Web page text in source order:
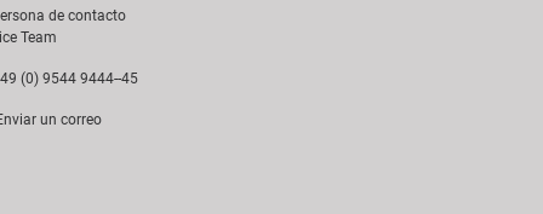
de contacto
Team
(0) 9544 9444--45
un correo